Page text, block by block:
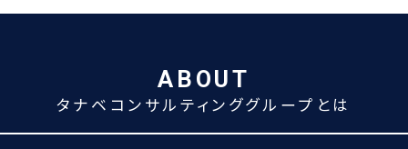
ABOUT
タナベコンサルティンググループとは